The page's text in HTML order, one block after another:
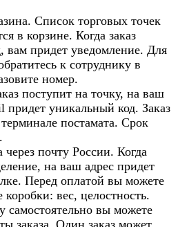
Список торговых точек
в корзине. Когда заказ
вам придет уведомление. Для
к сотруднику в
номер.
поступит на точку, на ваш
придет уникальный код. Заказ
постамата. Срок
через почту России. Когда
на ваш адрес придет
Перед оплатой вы можете
коробки: вес, целостность.
самостоятельно вы можете